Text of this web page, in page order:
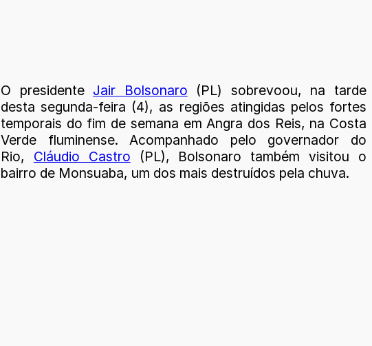
O presidente Jair Bolsonaro (PL) sobrevoou, na tarde
desta segunda-feira (4), as regiões atingidas pelos fortes
temporais do fim de semana em Angra dos Reis, na Costa
Verde fluminense. Acompanhado pelo governador do
Rio, Cláudio Castro (PL), Bolsonaro também visitou o
bairro de Monsuaba, um dos mais destruídos pela chuva.